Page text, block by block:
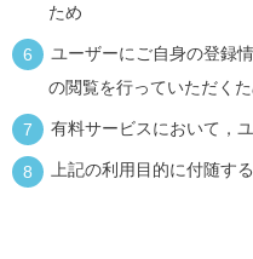
ため
ユーザーにご自身の登録
の閲覧を行っていただく
有料サービスにおいて，
上記の利用目的に付随す